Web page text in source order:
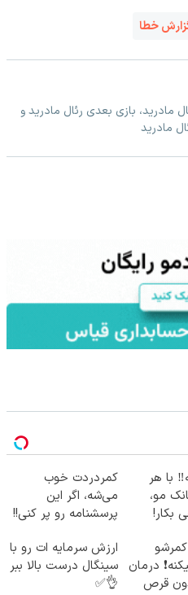
خطا
مادرید، بازی بعدی رئال مادرید و
مادرید
با هر
مو،
بکار!
کمردردت خوب
می‌شه، اگر این
پرسشنامه رو پر کنی!!
درمان
قرص
ارزش سرمایه ات رو با
سینگال درست بالا ببر
👌✅